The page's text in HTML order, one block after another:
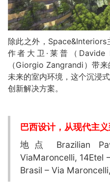
除此之外，
作者大卫·莱普（
（Giorgio Zangrandi）带
未来的室内环境，这个沉浸
创新解决方案。
巴西设计，从现代主
地点 Brazilian
ViaMaroncelli, 14Etel
Brasil – Via